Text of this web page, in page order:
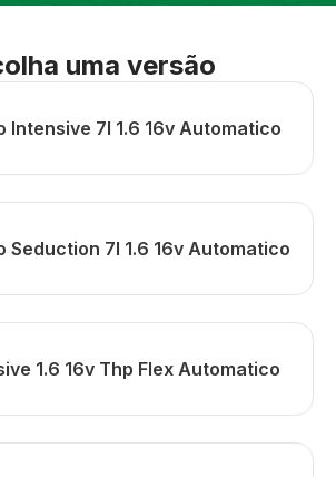
uma versão
Intensive 7l 1.6 16v Automatico
Seduction 7l 1.6 16v Automatico
1.6 16v Thp Flex Automatico